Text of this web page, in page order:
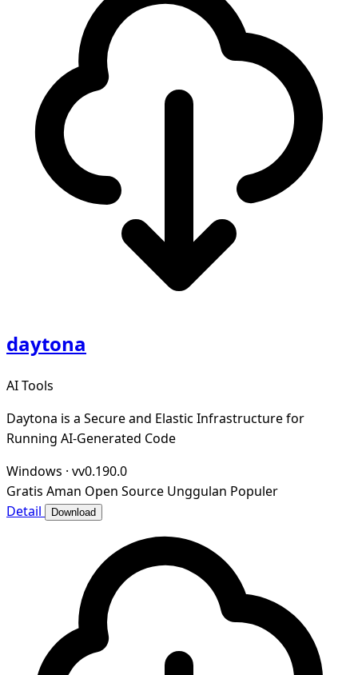
daytona
AI Tools
Daytona is a Secure and Elastic Infrastructure for
Running AI-Generated Code
Windows · vv0.190.0
Gratis Aman Open Source Unggulan Populer
Detail
Download